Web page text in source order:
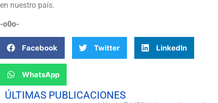
en nuestro país.
-o0o-
Facebook Twitter LinkedIn
WhatsApp
ÚLTIMAS PUBLICACIONES